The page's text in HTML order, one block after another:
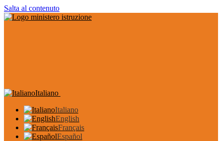
Salta al contenuto
Italiano
Italiano
English
Français
Español